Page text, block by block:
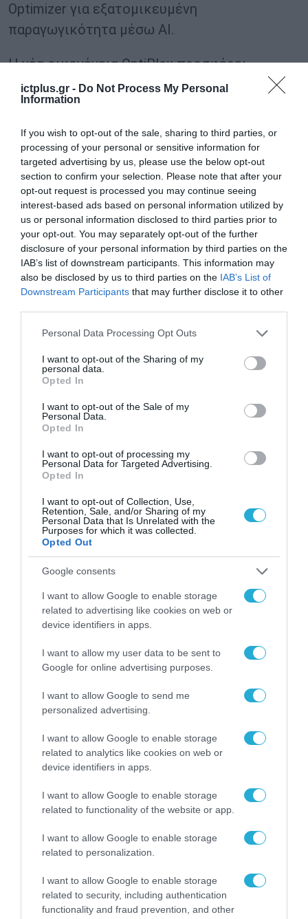
ictplus.gr - Do Not Process My Personal
Information
If you wish to opt-out of the sale, sharing to third parties, or
processing of your personal or sensitive information for
targeted advertising by us, please use the below opt-out
section to confirm your selection. Please note that after your
opt-out request is processed you may continue seeing
interest-based ads based on personal information utilized by
us or personal information disclosed to third parties prior to
your opt-out. You may separately opt-out of the further
disclosure of your personal information by third parties on the
IAB’s list of downstream participants. This information may
also be disclosed by us to third parties on the IAB’s List of
Downstream Participants that may further disclose it to other
Please note that this website/app uses one or more Google
not limited to your visit or usage behaviour. You may click to
grant or deny consent to Google and its third-party tags to
use your data for below specified purposes in below Google
consent section.
Personal Data Processing Opt Outs
I want to opt-out of the Sharing of my
personal data.
Opted In
I want to opt-out of the Sale of my
Personal Data.
Opted In
I want to opt-out of processing my
Personal Data for Targeted Advertising.
Opted In
I want to opt-out of Collection, Use,
Retention, Sale, and/or Sharing of my
Personal Data that Is Unrelated with the
Purposes for which it was collected.
Opted Out
Google consents
I want to allow Google to enable storage
related to advertising like cookies on web or
device identifiers in apps.
I want to allow my user data to be sent to
Google for online advertising purposes.
I want to allow Google to send me
personalized advertising.
I want to allow Google to enable storage
related to analytics like cookies on web or
device identifiers in apps.
I want to allow Google to enable storage
related to functionality of the website or app.
I want to allow Google to enable storage
related to personalization.
I want to allow Google to enable storage
related to security, including authentication
functionality and fraud prevention, and other
Optimizer για εξατομικευμένη
παραγωγικότητα μέσω AI.
Η νέα οικογένεια OptiPlex προσφέρει
ξεχωριστές υβριδικές εμπειρίες εργασίας,
συμπεριλαμβανομένων των νούμερο ένα
παγκοσμίως οθονών6 και των καλύτερων
περιφερειακών για συνεργασία, καθώς και
custom βάσεις (mounts), σχεδιασμένες και
δοκιμασμένες ως ολοκληρωμένες λύσεις
προϊόντων για να προσφέρουν στους
πελάτες, τις καλύτερες εμπειρίες στην
κατηγορία τους.
Ορισμένα από τα νέα μοντέλα περιλαμβάνουν
ταιριάζουν με τις οθόνες της Dell για
συνδυασμό με το νέο collaboration
πληκτρολόγιο και ποντίκι της Dell για
βέλτιστες εμπειρίες τηλεδιάσκεψης. Αυτήν
τη στιγμή προσφέρουμε οθόνες Dell
Conference και Dell webcam που αξιοποιούν
πλήρως τις λειτουργίες Windows Hello για
Φέτος, για να βελτιώσουμε ακόμη
περισσότερο την παραγωγικότητα, όλα τα
περιφερειακά μας λειτουργούν άψογα με τα
Dell Peripheral και Dell Display manager που
υποστηρίζονται από την ευφυΐα του Dell
Optimizer.
DELL OPTIPLEX DELL TECHNOLOGIES